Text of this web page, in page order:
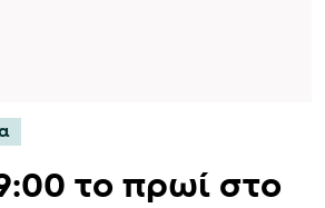
το πρωί στο